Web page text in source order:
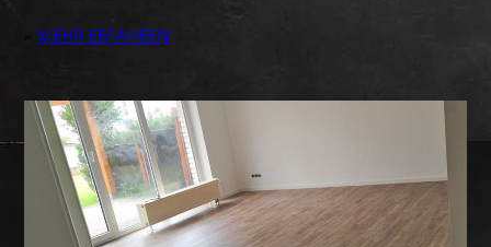
MEHR ERFAHREN